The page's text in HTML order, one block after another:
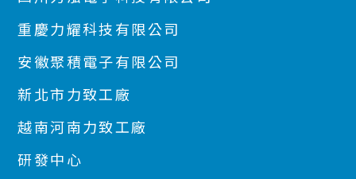
重慶力耀科技有限公司
安徽聚積電子有限公司
新北市力致工廠
越南河南力致工廠
研發中心